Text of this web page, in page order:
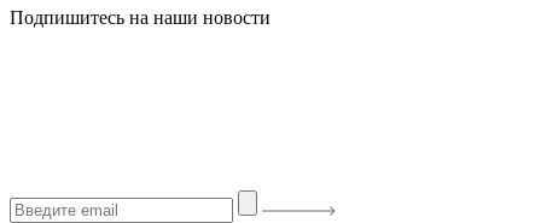
Подпишитесь на наши новости